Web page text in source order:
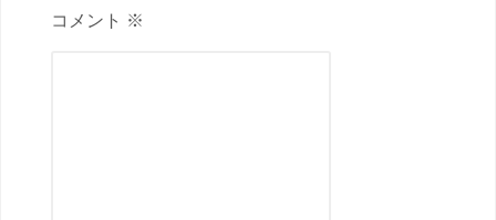
コメント ※